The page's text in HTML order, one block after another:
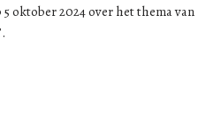
oktober 2024 over het thema van